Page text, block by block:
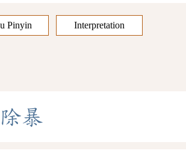
Pinyin Interpretation
除暴